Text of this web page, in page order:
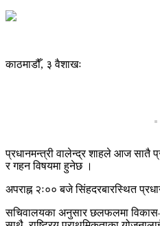
काठमाडौँ, ३ वैशाखः
प्रधानमन्त्री वालेन्द्र शाहले आज सातै
र गहन विषयमा हुनेछ ।
अपराह्न २ः०० बजे सिंहदरबारस्थित
सचिवालयका अनुसार छलफलमा